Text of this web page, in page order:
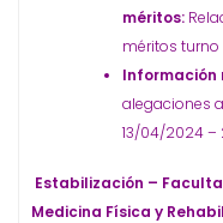
méritos:
méritos turno
Información
alegaciones
13/04/2024
Estabilización –
Medicina Física y